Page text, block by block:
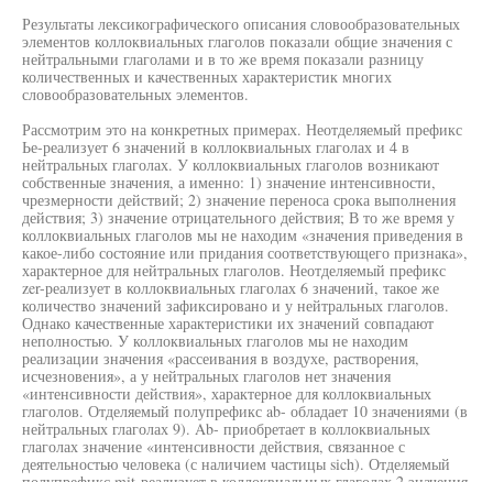
Результаты лексикографического описания словообразовательных
элементов коллоквиальных глаголов показали общие значения с
нейтральными глаголами и в то же время показали разницу
количественных и качественных характеристик многих
словообразовательных элементов.
Рассмотрим это на конкретных примерах. Неотделяемый префикс
Ье-реализует 6 значений в коллоквиальных глаголах и 4 в
нейтральных глаголах. У коллоквиальных глаголов возникают
собственные значения, а именно: 1) значение интенсивности,
чрезмерности действий; 2) значение переноса срока выполнения
действия; 3) значение отрицательного действия; В то же время у
коллоквиальных глаголов мы не находим «значения приведения в
какое-либо состояние или придания соответствующего признака»,
характерное для нейтральных глаголов. Неотделяемый префикс
zer-реализует в коллоквиальных глаголах 6 значений, такое же
количество значений зафиксировано и у нейтральных глаголов.
Однако качественные характеристики их значений совпадают
неполностью. У коллоквиальных глаголов мы не находим
реализации значения «рассеивания в воздухе, растворения,
исчезновения», а у нейтральных глаголов нет значения
«интенсивности действия», характерное для коллоквиальных
глаголов. Отделяемый полупрефикс ab- обладает 10 значениями (в
нейтральных глаголах 9). Ab- приобретает в коллоквиальных
глаголах значение «интенсивности действия, связанное с
деятельностью человека (с наличием частицы sich). Отделяемый